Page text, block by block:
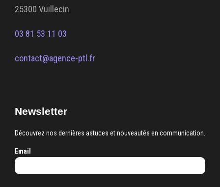
25300 Vuillecin
03 81 53 11 03
contact@agence-ptl.fr
Newsletter
Découvrez nos dernières astuces et nouveautés en communication.
Email